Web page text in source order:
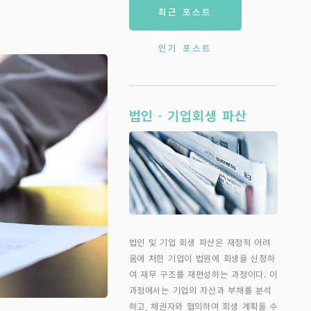
최근 포스트
인기 포스트
법인 · 기업회생 파산
법인 및 기업 회생 파산은 재정적 어려
움에 처한 기업이 법원에 회생을 신청하
여 재무 구조를 재편성하는 과정이다. 이
과정에서는 기업의 자산과 부채를 분석
하고, 채권자와 협의하여 회생 계획을 수